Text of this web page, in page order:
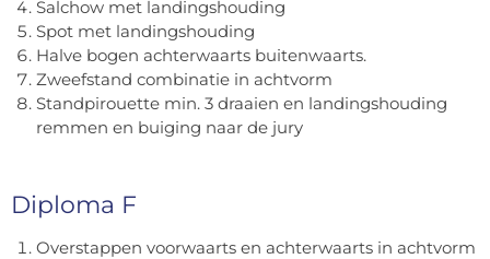
Salchow met landingshouding
Spot met landingshouding
Halve bogen achterwaarts buitenwaarts.
Zweefstand combinatie in achtvorm
Standpirouette min. 3 draaien en landingshouding
remmen en buiging naar de jury
Diploma F
Overstappen voorwaarts en achterwaarts in achtvorm